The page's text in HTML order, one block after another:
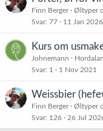
Finn Berger
Øltyper
Svar 77 11 Jan 2026
Kurs om
Johnemann
Svar 1 1 Nov 2021
Weissbier
Finn Berger
Øltyper
Svar 126 26 Jul